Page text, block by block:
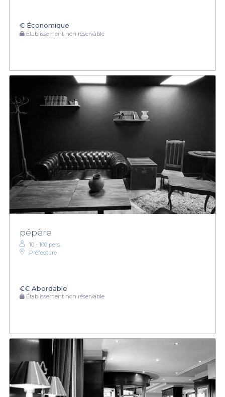
€ Économique
Établissement non réservable
pépère
10 - 100 pers.
Préfecture
€€ Abordable
Établissement non réservable